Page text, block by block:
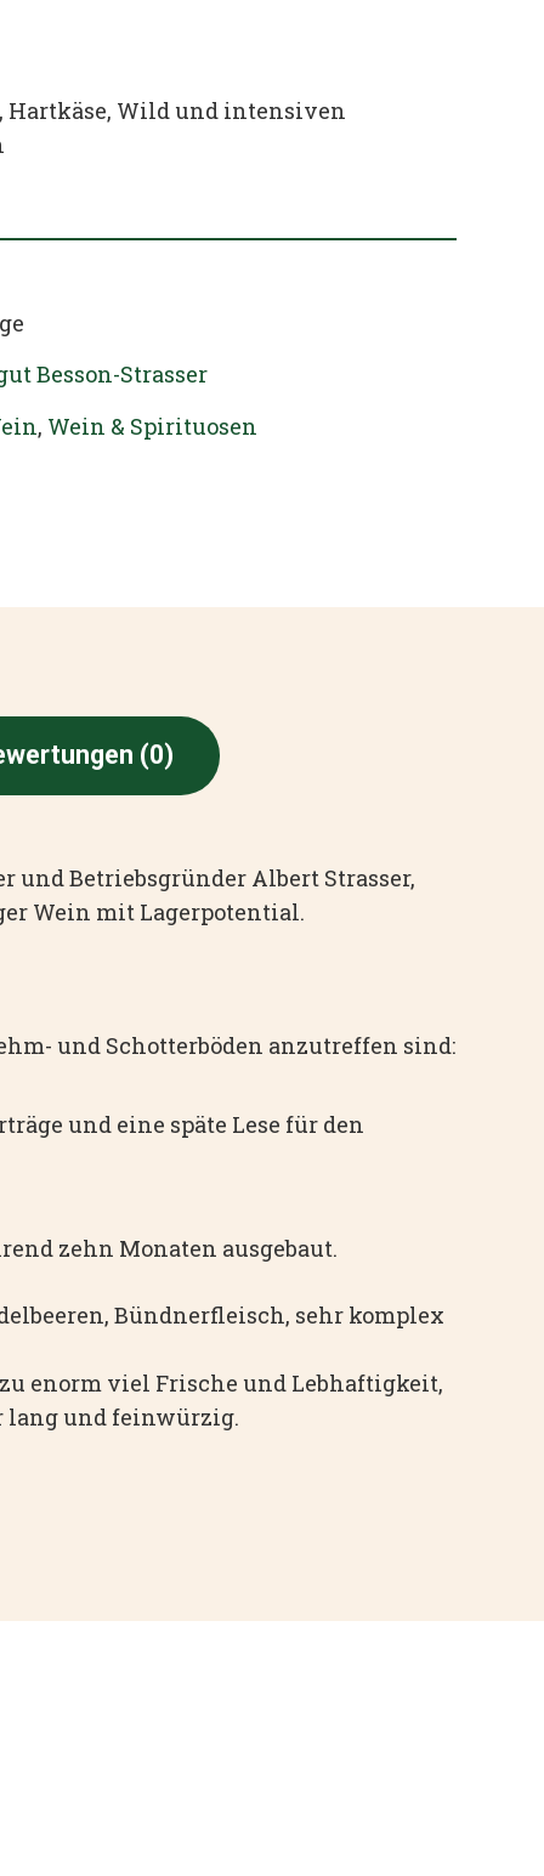
Hartkäse, Wild und intensiven
Besson-Strasser
, Wein & Spirituosen
(0)
und Betriebsgründer Albert Strasser,
Wein mit Lagerpotential.
und Schotterböden anzutreffen sind:
und eine späte Lese für den
zehn Monaten ausgebaut.
Bündnerfleisch, sehr komplex
enorm viel Frische und Lebhaftigkeit,
lang und feinwürzig.